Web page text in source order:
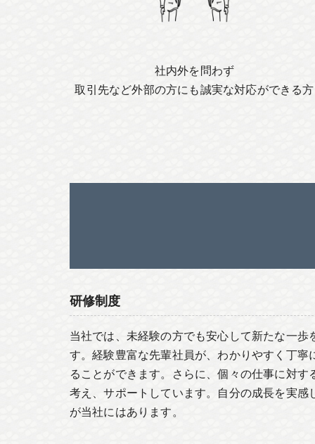
社内外を問わず
取引先など外部の方にも誠実な対応ができる方
研修制度
当社では、未経験の方でも安心して新たな一
す。経験豊富な先輩社員が、わかりやすく丁
ることができます。さらに、個々の仕事に対
考え、サポートしています。自分の成長を実
が当社にはあります。